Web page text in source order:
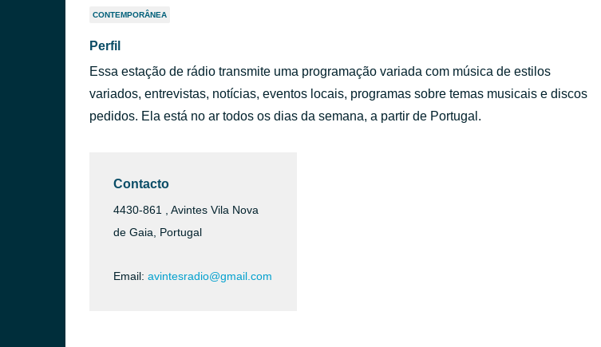
CONTEMPORÂNEA
Perfil
Essa estação de rádio transmite uma programação variada com música de estilos
variados, entrevistas, notícias, eventos locais, programas sobre temas musicais e discos
pedidos. Ela está no ar todos os dias da semana, a partir de Portugal.
Contacto
4430-861 , Avintes Vila Nova
de Gaia, Portugal
Email: avintesradio@gmail.com